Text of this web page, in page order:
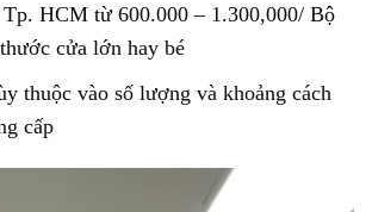
HCM từ 600.000 – 1.300,000/ Bộ
cửa lớn hay bé
thuộc vào số lượng và khoảng cách
cấp